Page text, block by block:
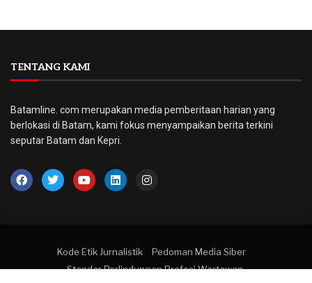
TENTANG KAMI
Batamline. com merupakan media pemberitaan harian yang
berlokasi di Batam, kami fokus menyampaikan berita terkini
seputar Batam dan Kepri.
Kode Etik Jurnalistik
Pedoman Media Siber
Standar Perlindungan Profesi Wartawan